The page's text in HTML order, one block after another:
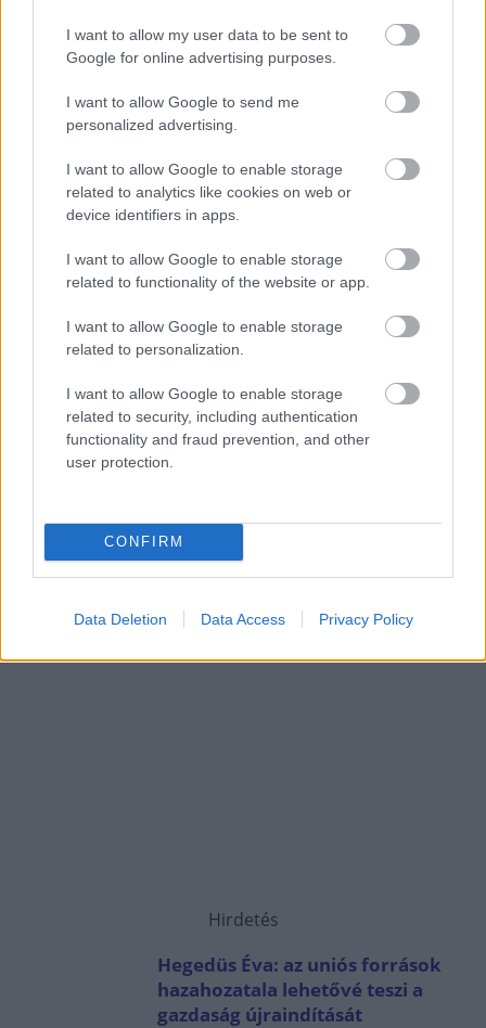
I want to allow my user data to be sent to
Google for online advertising purposes.
I want to allow Google to send me
personalized advertising.
I want to allow Google to enable storage
related to analytics like cookies on web or
device identifiers in apps.
I want to allow Google to enable storage
related to functionality of the website or app.
I want to allow Google to enable storage
related to personalization.
I want to allow Google to enable storage
related to security, including authentication
functionality and fraud prevention, and other
user protection.
CONFIRM
Data Deletion Data Access Privacy Policy
Többszörösére ugrott a napelemek és a
HÍREK 3 órája
NÉPSZERŰ
Hirdetés
Hegedüs Éva: az uniós források
hazahozatala lehetővé teszi a
gazdaság újraindítását